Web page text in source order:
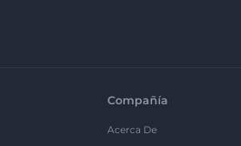
Compañía
Acerca De